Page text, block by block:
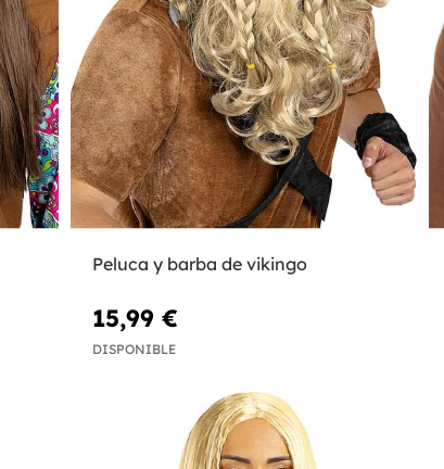
Peluca y barba de vikingo
15,99 €
DISPONIBLE